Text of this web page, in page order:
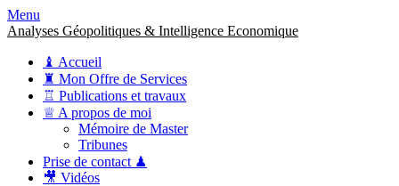
Menu
Analyses Géopolitiques & Intelligence Economique
♝ Accueil
♜ Mon Offre de Services
♖ Publications et travaux
♕ A propos de moi
Mémoire de Master
Tribunes
Prise de contact ♟
🎥 Vidéos